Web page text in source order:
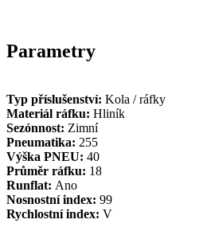
Parametry
Typ příslušenství: Kola / ráfky
Materiál ráfku: Hliník
Sezónnost: Zimní
Pneumatika: 255
Výška PNEU: 40
Průměr ráfku: 18
Runflat: Ano
Nosnostní index: 99
Rychlostní index: V